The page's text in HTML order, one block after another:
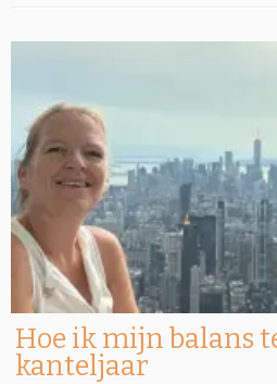
Hoe ik mijn balans
kanteljaar